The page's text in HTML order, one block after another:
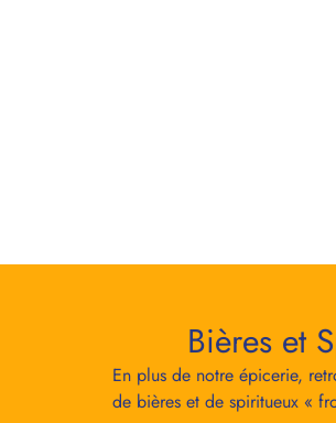
Bières et
En plus de notre épicerie,
de bières et de spiritueux «